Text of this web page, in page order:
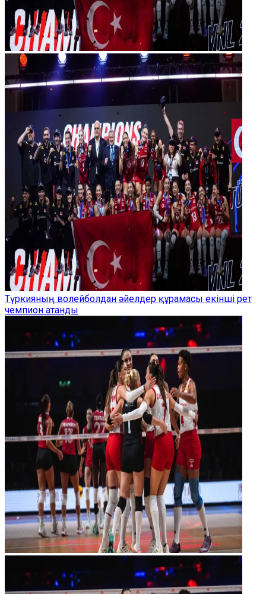
Түркияның волейболдан әйелдер құрамасы екінші рет
чемпион атанды